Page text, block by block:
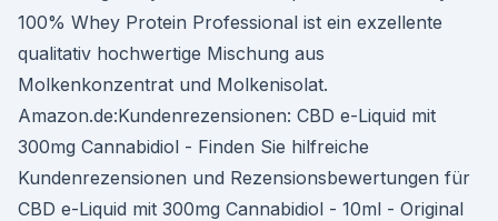
100% Whey Protein Professional ist ein exzellente
qualitativ hochwertige Mischung aus
Molkenkonzentrat und Molkenisolat.
Amazon.de:Kundenrezensionen: CBD e-Liquid mit
300mg Cannabidiol - Finden Sie hilfreiche
Kundenrezensionen und Rezensionsbewertungen für
CBD e-Liquid mit 300mg Cannabidiol - 10ml - Original